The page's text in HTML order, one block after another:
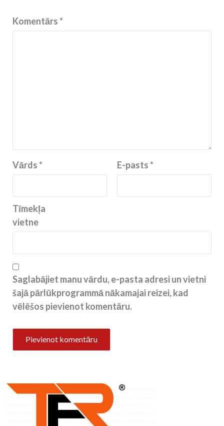
Komentārs*
Vārds* E-pasts*
Tīmekļa
vietne
Saglabājiet manu vārdu, e-pasta adresi un vietni
šajā pārlūkprogrammā nākamajai reizei, kad
vēlēšos pievienot komentāru.